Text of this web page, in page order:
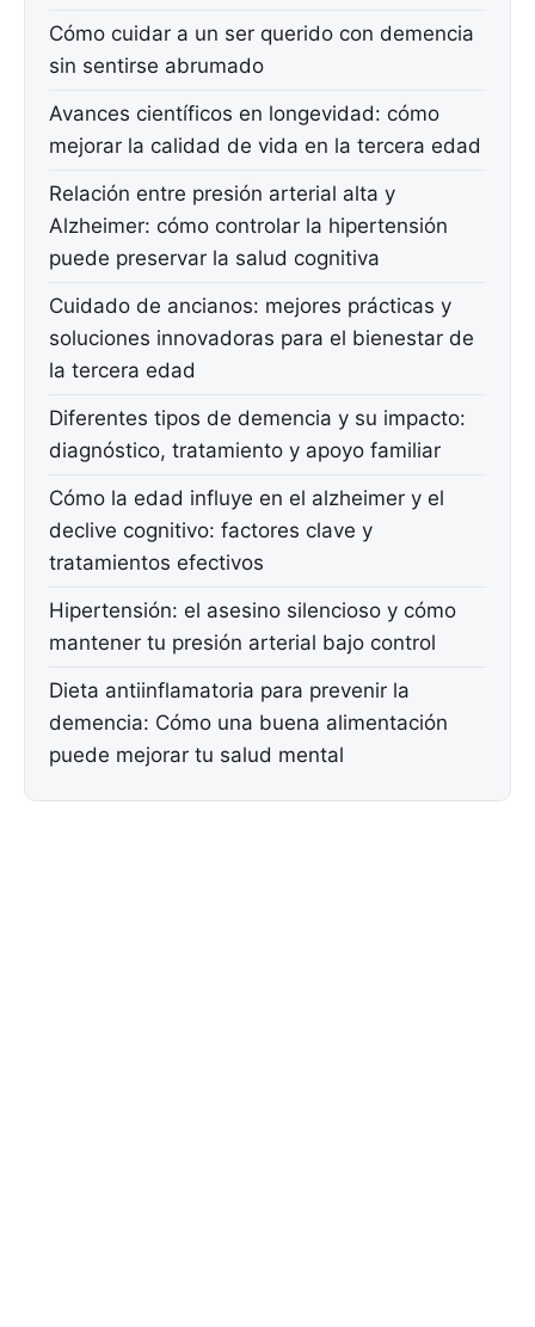
Cómo cuidar a un ser querido con demencia
sin sentirse abrumado
Avances científicos en longevidad: cómo
mejorar la calidad de vida en la tercera edad
Relación entre presión arterial alta y
Alzheimer: cómo controlar la hipertensión
puede preservar la salud cognitiva
Cuidado de ancianos: mejores prácticas y
soluciones innovadoras para el bienestar de
la tercera edad
Diferentes tipos de demencia y su impacto:
diagnóstico, tratamiento y apoyo familiar
Cómo la edad influye en el alzheimer y el
declive cognitivo: factores clave y
tratamientos efectivos
Hipertensión: el asesino silencioso y cómo
mantener tu presión arterial bajo control
Dieta antiinflamatoria para prevenir la
demencia: Cómo una buena alimentación
puede mejorar tu salud mental